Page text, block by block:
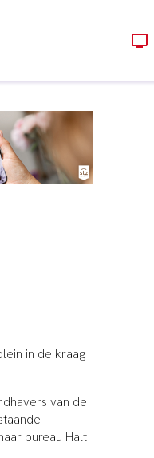
in de kraag
van de
bureau Halt